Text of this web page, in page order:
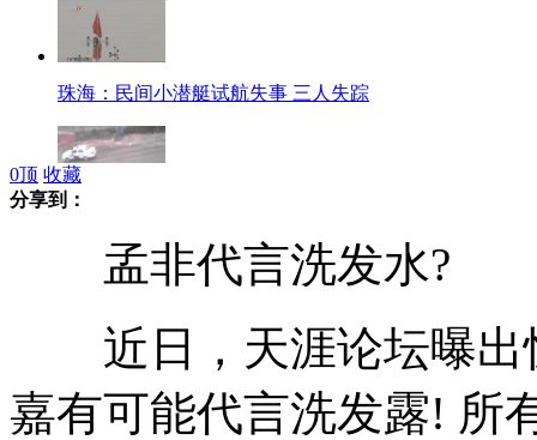
珠海：民间小潜艇试航失事 三人失踪
巴黎地铁惊现中文小广告：上门理发请致电
0顶 收藏
分享到：
孟非代言洗发水?
近日，天涯论坛曝出
嘉有可能代言洗发露! 所